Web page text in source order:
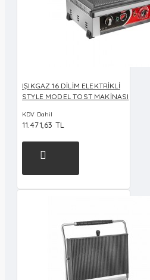
IŞIKGAZ 16 DİLİM ELEKTRİKLİ
STYLE MODEL TOST MAKİNASI
KDV Dahil
11.471,63 TL